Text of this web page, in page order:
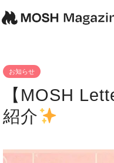
お知らせ
【MOSH
紹介